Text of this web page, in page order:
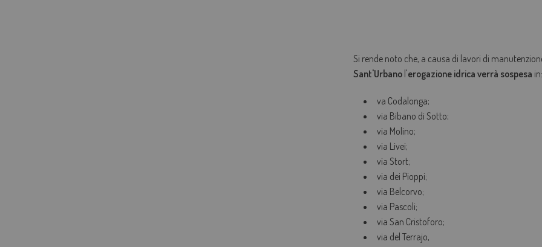
Si rende noto che, a causa di lavori di
Sant'Urbano l'erogazione idrica verrà sospesa in:
va Codalonga;
via Bibano di Sotto;
via Molino;
via Livei;
via Stort;
via dei Pioppi;
via Belcorvo;
via Pascoli;
via San Cristoforo;
via del Terrajo,